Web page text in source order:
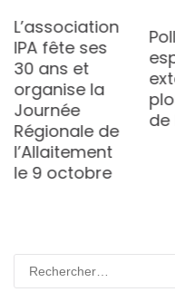
L’association
IPA fête ses
30 ans et
organise la
Journée
Régionale de
l’Allaitement
le 9 octobre
de